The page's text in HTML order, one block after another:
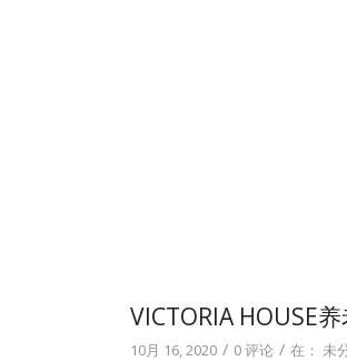
VICTORIA HOUSE
10月 16, 2020 / 0 评论 / 在：未